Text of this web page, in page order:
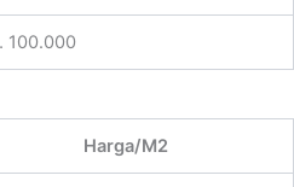
100.000
Harga/M2